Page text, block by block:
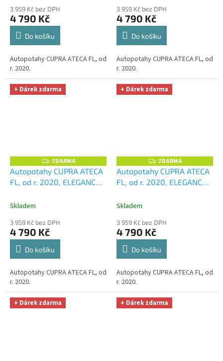
hodnotě 299,-Kč
3 959 Kč bez DPH
4 790 Kč
Do košíku
Autopotahy CUPRA ATECA FL, od
r. 2020.
zdarma v hodnotě 299,-Kč
3 959 Kč bez DPH
4 790 Kč
Do košíku
Autopotahy CUPRA ATECA FL, od
r. 2020.
+ Dárek zdarma
Z
D
A
R
ZDARMA
Autopotahy CUPRA ATECA
FL, od r. 2020, ELEGANCE
utěrka z mikrovlákna
zdarma v hodnotě 299,-Kč
Skladem
3 959 Kč bez DPH
4 790 Kč
Do košíku
Autopotahy CUPRA ATECA FL, od
r. 2020.
+ Dárek zdarma
Z
D
A
R
ZDARMA
Autopotahy CUPRA ATECA
FL, od r. 2020, ELEGANCE
z mikrovlákna velká Smart
hodnotě 299,-Kč
Skladem
3 959 Kč bez DPH
4 790 Kč
Do košíku
Autopotahy CUPRA ATECA FL, od
r. 2020.
+ Dárek zdarma + Dárek zdarma